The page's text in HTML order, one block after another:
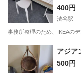
400円
渋谷駅
事務所整理のため、IKEAの
東京 渋谷区 渋谷駅
アジア
500円